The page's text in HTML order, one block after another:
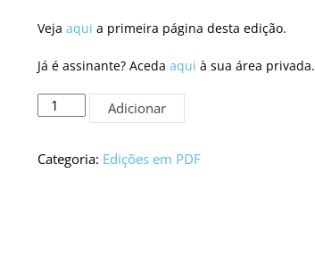
Veja aqui a primeira página desta edição.
Já é assinante? Aceda aqui à sua área privada.
Quantidade
de
PDF
Adicionar
Categoria: Edições em PDF